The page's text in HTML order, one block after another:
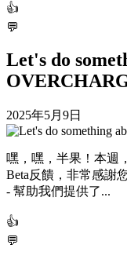
👍
💬
Let's do
2025年5月9日
嘿，嘿，半果！本週
Beta反饋，非常感謝
- 幫助我們提供了...
👍
💬